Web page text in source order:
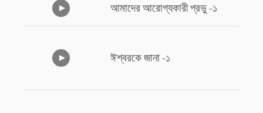
আমাদের আরোগ্যকারী প্রভু -১
ঈশ্বরকে জানা -১